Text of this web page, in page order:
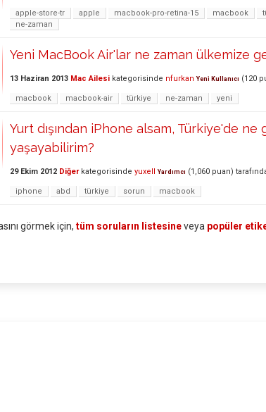
apple-store-tr apple macbook-pro-retina-15 macbook
ne-zaman
Yeni MacBook Air'lar ne zaman ülkemize
13 Haziran 2013 Mac Ailesi kategorisinde nfurkan Yeni Kullanıcı (120
macbook macbook-air türkiye ne-zaman yeni
Yurt dışından iPhone alsam, Türkiye'de ne
yaşayabilirim?
29 Ekim 2012 Diğerkategorisinde yuxell Yardımcı (1,060 puan)
iphone abd türkiye sorun macbook
görmek için, tüm soruların listesineveya popüler